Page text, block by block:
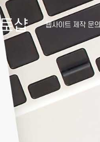
샵 웹사이트 제작 문의